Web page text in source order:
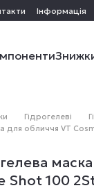
Інформація
Гідрогелеві
для обличчя VT
Shot 100